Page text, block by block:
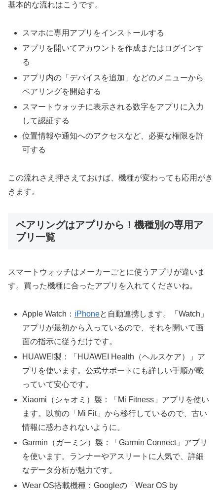
基本的な流れはこうです。
スマホに専用アプリをインストールする
アプリを開いてアカウントを作成またはログインす
る
アプリ内の「デバイスを追加」などのメニューから
ペアリングを開始する
スマートウォッチに表示される数字をアプリに入力
して認証する
位置情報や通知へのアクセスなど、必要な権限を許
可する
この流れさえ押さえておけば、機種が変わっても応用がき
きます。
ペアリングはアプリから！機種別の専用ア
プリ一覧
スマートウォッチはメーカーごとに使うアプリが違いま
す。買った機種に合ったアプリを入れてくださいね。
Apple Watch： iPhoneと自動連携します。「Watch」
アプリが最初から入っているので、それを開いて画
面の指示に従うだけです。
HUAWEI製：「HUAWEI Health（ヘルスケア）」ア
プリを使います。公式サポートにも詳しい手順が載
っていて安心です。
Xiaomi（シャオミ）製：「Mi Fitness」アプリを使い
ます。以前の「Mi Fit」から移行しているので、古い
情報に惑わされないように。
Garmin（ガーミン）製：「Garmin Connect」アプリ
を使います。ランナーやアスリートに人気で、詳細
なデータ分析が魅力です。
Wear OS搭載機種：Googleの「Wear OS by